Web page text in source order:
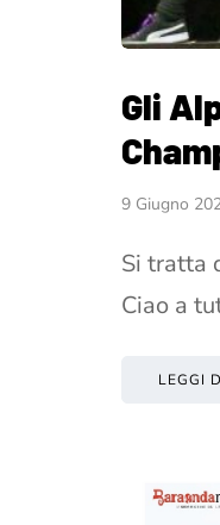
Gli
9 Giugno
Si tratta
Ciao a
LEGGI